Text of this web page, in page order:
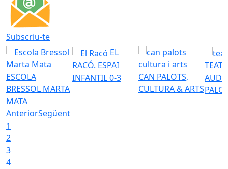
Subscriu-te
ESCOLA
BRESSOL MARTA
MATA
EL
RACÓ. ESPAI
INFANTIL 0-3
CAN PALOTS,
CULTURA & ARTS
AnteriorSegüent
1
2
3
4